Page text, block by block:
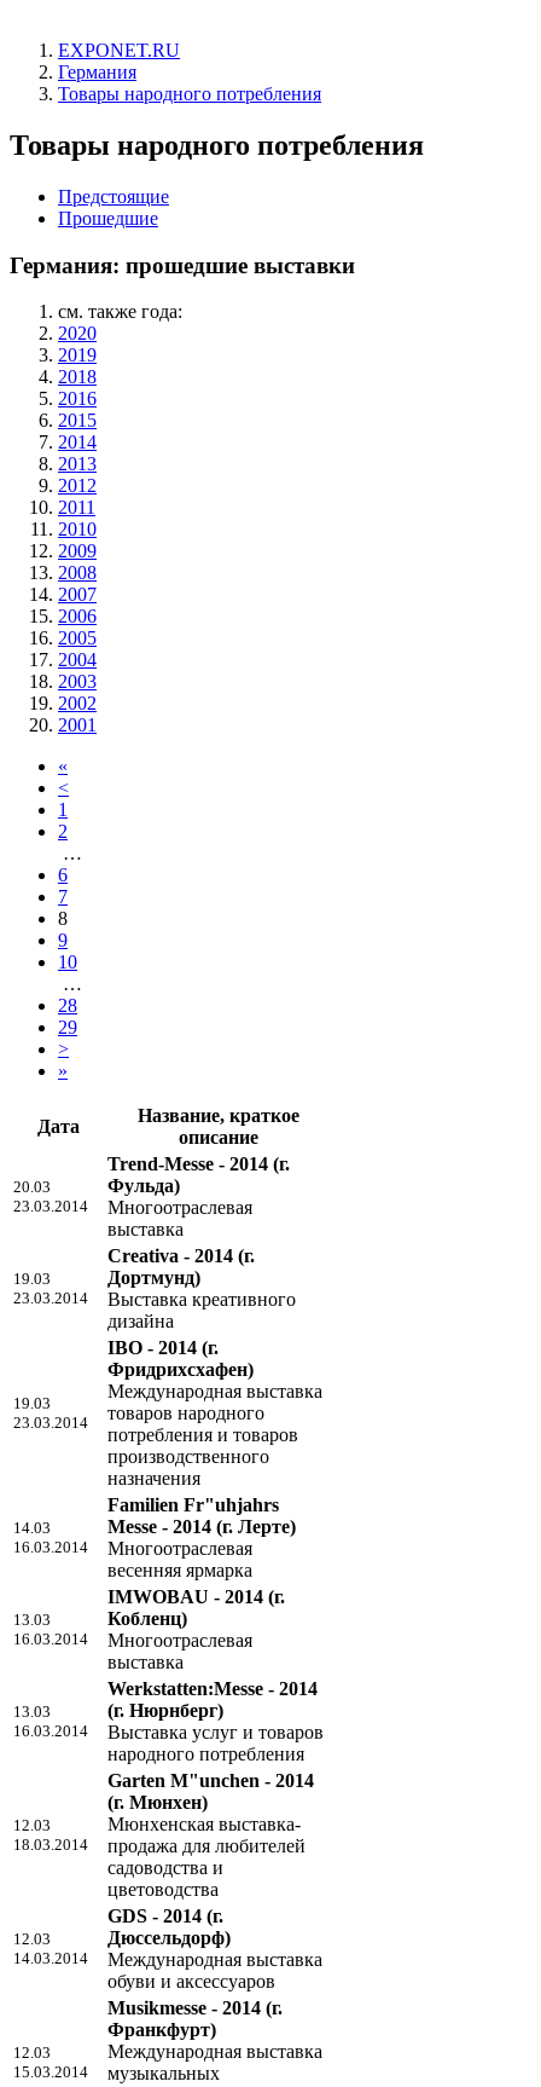
EXPONET.RU
Германия
Товары народного потребления
Товары народного потребления
Предстоящие
Прошедшие
Германия: прошедшие выставки
см. также года:
2020
2019
2018
2016
2015
2014
2013
2012
2011
2010
2009
2008
2007
2006
2005
2004
2003
2002
2001
«
<
1
2
…
6
7
8
9
10
…
28
29
>
»
Дата
Название, краткое
описание
20.03
23.03.2014
Trend-Messe - 2014 (г.
Фульда)
Многоотраслевая
выставка
19.03
23.03.2014
Creativa - 2014 (г.
Дортмунд)
Выставка креативного
дизайна
19.03
23.03.2014
IBO - 2014 (г.
Фридрихсхафен)
Международная выставка
товаров народного
потребления и товаров
производственного
назначения
14.03
16.03.2014
Familien Fr"uhjahrs
Messe - 2014 (г. Лерте)
Многоотраслевая
весенняя ярмарка
13.03
16.03.2014
IMWOBAU - 2014 (г.
Кобленц)
Многоотраслевая
выставка
13.03
16.03.2014
Werkstatten:Messe - 2014
(г. Нюрнберг)
Выставка услуг и товаров
народного потребления
12.03
18.03.2014
Garten M"unchen - 2014
(г. Мюнхен)
Мюнхенская выставка-
продажа для любителей
садоводства и
цветоводства
12.03
14.03.2014
GDS - 2014 (г.
Дюссельдорф)
Международная выставка
обуви и аксессуаров
12.03
15.03.2014
Musikmesse - 2014 (г.
Франкфурт)
Международная выставка
музыкальных